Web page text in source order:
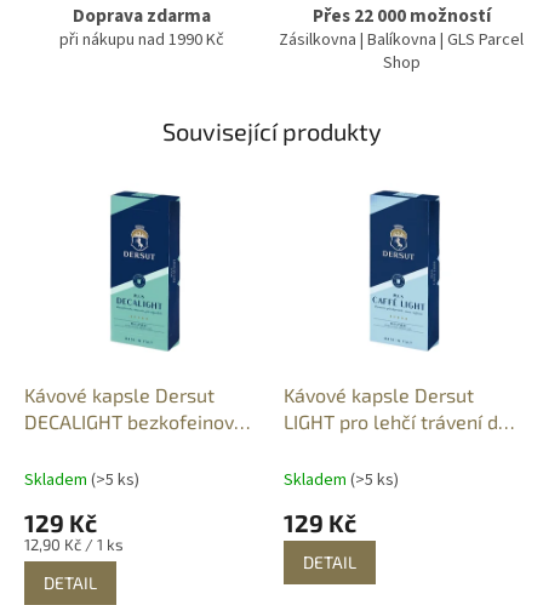
Doprava zdarma
při nákupu nad 1990 Kč
Přes 22 000 možností
Zásilkovna | Balíkovna | GLS Parcel
Shop
Související produkty
Kávové kapsle Dersut
DECALIGHT bezkofeinové
10 ks
Skladem (>5 ks)
129 Kč
Měrná
cena:
12,90 Kč / 1 ks
DETAIL
Kávové kapsle Dersut
LIGHT pro lehčí trávení do
Skladem (>5 ks)
129 Kč
DETAIL